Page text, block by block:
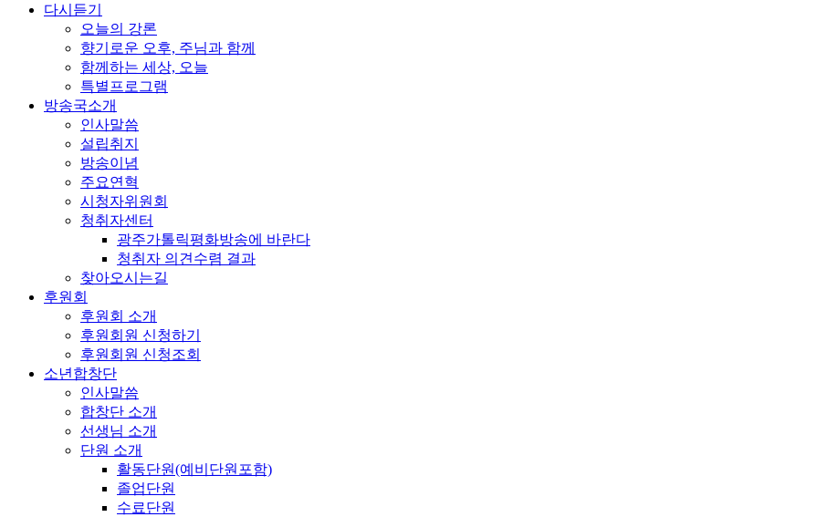
다시듣기
오늘의 강론
향기로운 오후, 주님과 함께
함께하는 세상, 오늘
특별프로그램
방송국소개
인사말씀
설립취지
방송이념
주요연혁
시청자위원회
청취자센터
광주가톨릭평화방송에 바란다
청취자 의견수렴 결과
찾아오시는길
후원회
후원회 소개
후원회원 신청하기
후원회원 신청조회
소년합창단
인사말씀
합창단 소개
선생님 소개
단원 소개
활동단원(예비단원포함)
졸업단원
수료단원